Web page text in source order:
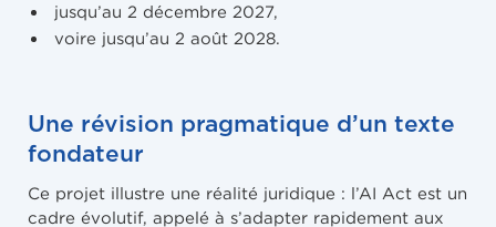
jusqu’au 2 décembre 2027,
voire jusqu’au 2 août 2028.
Une révision pragmatique d’un texte
fondateur
Ce projet illustre une réalité juridique : l’AI Act est un
cadre évolutif, appelé à s’adapter rapidement aux